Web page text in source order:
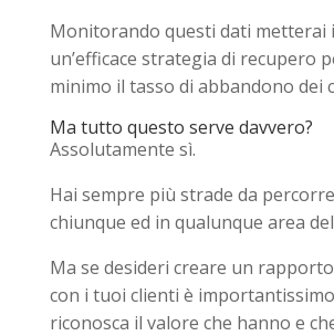
Monitorando questi dati metterai
un’efficace strategia di recupero
minimo il tasso di abbandono dei
Ma tutto questo serve davvero?
Assolutamente sì.
Hai sempre più strade da
chiunque ed in qualunque area
Ma se desideri creare un
con i tuoi clienti è
riconosca il valore che hanno e